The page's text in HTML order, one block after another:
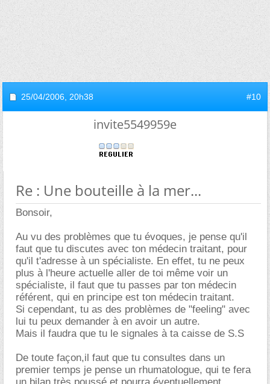
25/04/2006, 20h38 #10
invite5549959e
Re : Une bouteille à la mer...
Bonsoir,
Au vu des problèmes que tu évoques, je pense qu'il
faut que tu discutes avec ton médecin traitant, pour
qu'il t'adresse à un spécialiste. En effet, tu ne peux
plus à l'heure actuelle aller de toi même voir un
spécialiste, il faut que tu passes par ton médecin
référent, qui en principe est ton médecin traitant.
Si cependant, tu as des problèmes de "feeling" avec
lui tu peux demander à en avoir un autre.
Mais il faudra que tu le signales à ta caisse de S.S
De toute façon,il faut que tu consultes dans un
premier temps je pense un rhumatologue, qui te fera